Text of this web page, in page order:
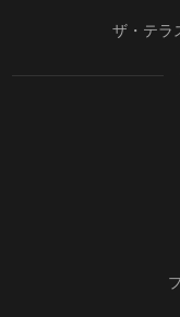
ザ・テラ